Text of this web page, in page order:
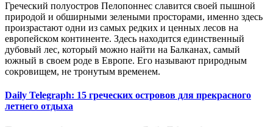
Греческий полуостров Пелопоннес славится своей пышной
природой и обширными зелеными просторами, именно здесь
произрастают одни из самых редких и ценных лесов на
европейском континенте. Здесь находится единственный
дубовый лес, который можно найти на Балканах, самый
южный в своем роде в Европе. Его называют природным
сокровищем, не тронутым временем.
Daily Telegraph: 15 греческих островов для прекрасного
летнего отдыха